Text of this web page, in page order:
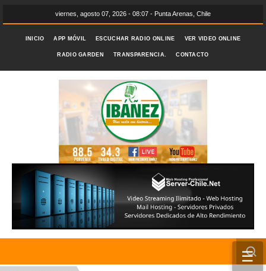
viernes, agosto 07, 2026 - 08:07 - Punta Arenas, Chile
INICIO APP MÓVIL ESCUCHAR RADIO ONLINE VER VIDEO ONLINE
RADIO GARDEN TRANSPARENCIA. CONTACTO
☰
INICIO